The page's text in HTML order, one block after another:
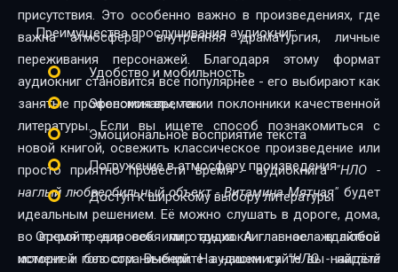
27_НЛО – наглый любвеобильный объект
присутствия. Это особенно важно в произведениях, где
важна атмосфера, внутренняя драматургия, личные
переживания персонажей. Благодаря этому формат
аудиокниг становится всё популярнее - его выбирают как
занятые профессионалы, так и поклонники качественной
литературы. Если вы ищете способ познакомиться с
новой книгой, освежить классическое произведение или
просто приятно провести время - аудиокнига"НЛО -
наглый любвеобильный объект - Витамина Мятная" будет
идеальным решением. Её можно слушать в дороге, дома,
во время тренировок или отдыха. А главное - в любой
момент и без ограничений. На нашем сайте вы найдёте
Преимущества прослушивания аудиокниг:
Удобство и мобильность
Экономия времени
Эмоциональное восприятие текста
Погружение в атмосферу произведения
Доступ к широкому выбору литературы
Откройте для себя мир аудиокниг - наслаждайтесь
историей голосом. Выберите аудиокнигу"НЛО - наглый